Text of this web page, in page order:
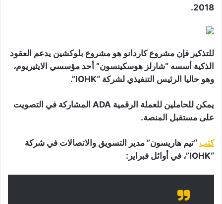
2018.
للتذكير فإن مشروع كاردانو هو مشروع بلوكشين يدعم العقود
الذكية أسسه “شارلز هوسكينسون” أحد مؤسسي الايثيريوم،
وهو حاليا الرئيس التنفيذي لشركة “IOHK”.
يمكن للحاملين للعملة الرقمية ADA المشاركة في التصويت
على مستقبل المنصة.
كتب “تيم هاريسون” مدير التسويق والاتصالات في شركة
“IOHK”، في أوائل فبراير: